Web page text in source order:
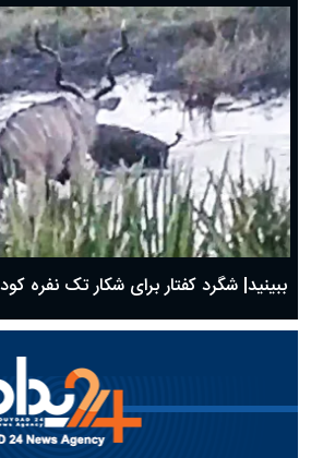
ببینید| شگرد کفتار برای شکار تک نفره